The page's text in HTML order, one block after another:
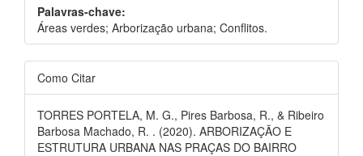
Palavras-chave:
Áreas verdes; Arborização urbana; Conflitos.
Como Citar
TORRES PORTELA, M. G., Pires Barbosa, R., & Ribeiro
Barbosa Machado, R. . (2020). ARBORIZAÇÃO E
ESTRUTURA URBANA NAS PRAÇAS DO BAIRRO